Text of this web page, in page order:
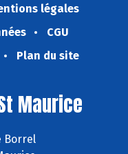
légales
CGU
Plan du site
Maurice
Borrel